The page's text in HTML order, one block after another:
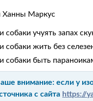
Ханны Маркус
собаки учуять запах
собаки жить без
собаки быть
внимание: если у
с сайта https://